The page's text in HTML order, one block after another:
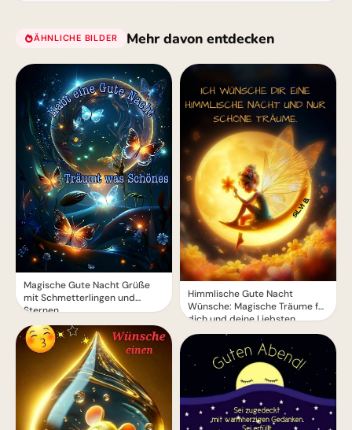
ÄHNLICHE BILDER Mehr davon entdecken
Magische Gute Nacht Grüße
mit Schmetterlingen und
Sternen
Himmlische Gute Nacht
Wünsche: Magische Träume für
dich und deine Liebsten